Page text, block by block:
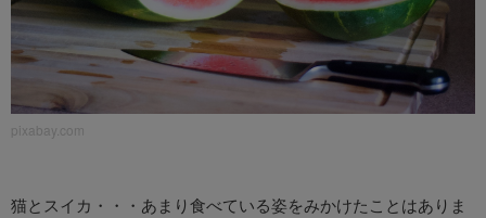
pixabay.com
猫とスイカ・・・あまり食べている姿をみかけたことはありま